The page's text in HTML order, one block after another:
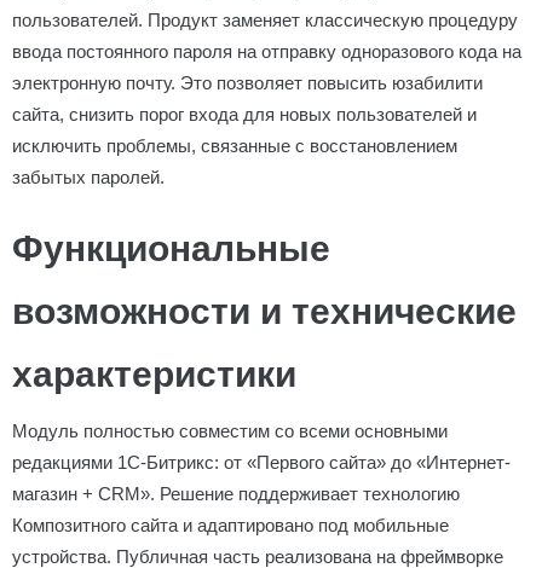
пользователей. Продукт заменяет классическую процедуру
ввода постоянного пароля на отправку одноразового кода на
электронную почту. Это позволяет повысить юзабилити
сайта, снизить порог входа для новых пользователей и
исключить проблемы, связанные с восстановлением
забытых паролей.
Функциональные
возможности и технические
характеристики
Модуль полностью совместим со всеми основными
редакциями 1С-Битрикс: от «Первого сайта» до «Интернет-
магазин + CRM». Решение поддерживает технологию
Композитного сайта и адаптировано под мобильные
устройства. Публичная часть реализована на фреймворке